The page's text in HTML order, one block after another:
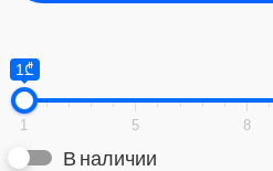
1₾
1 5 8
В наличии